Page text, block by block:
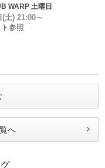
WARP 土曜日
(土) 21:00～
参照
へ